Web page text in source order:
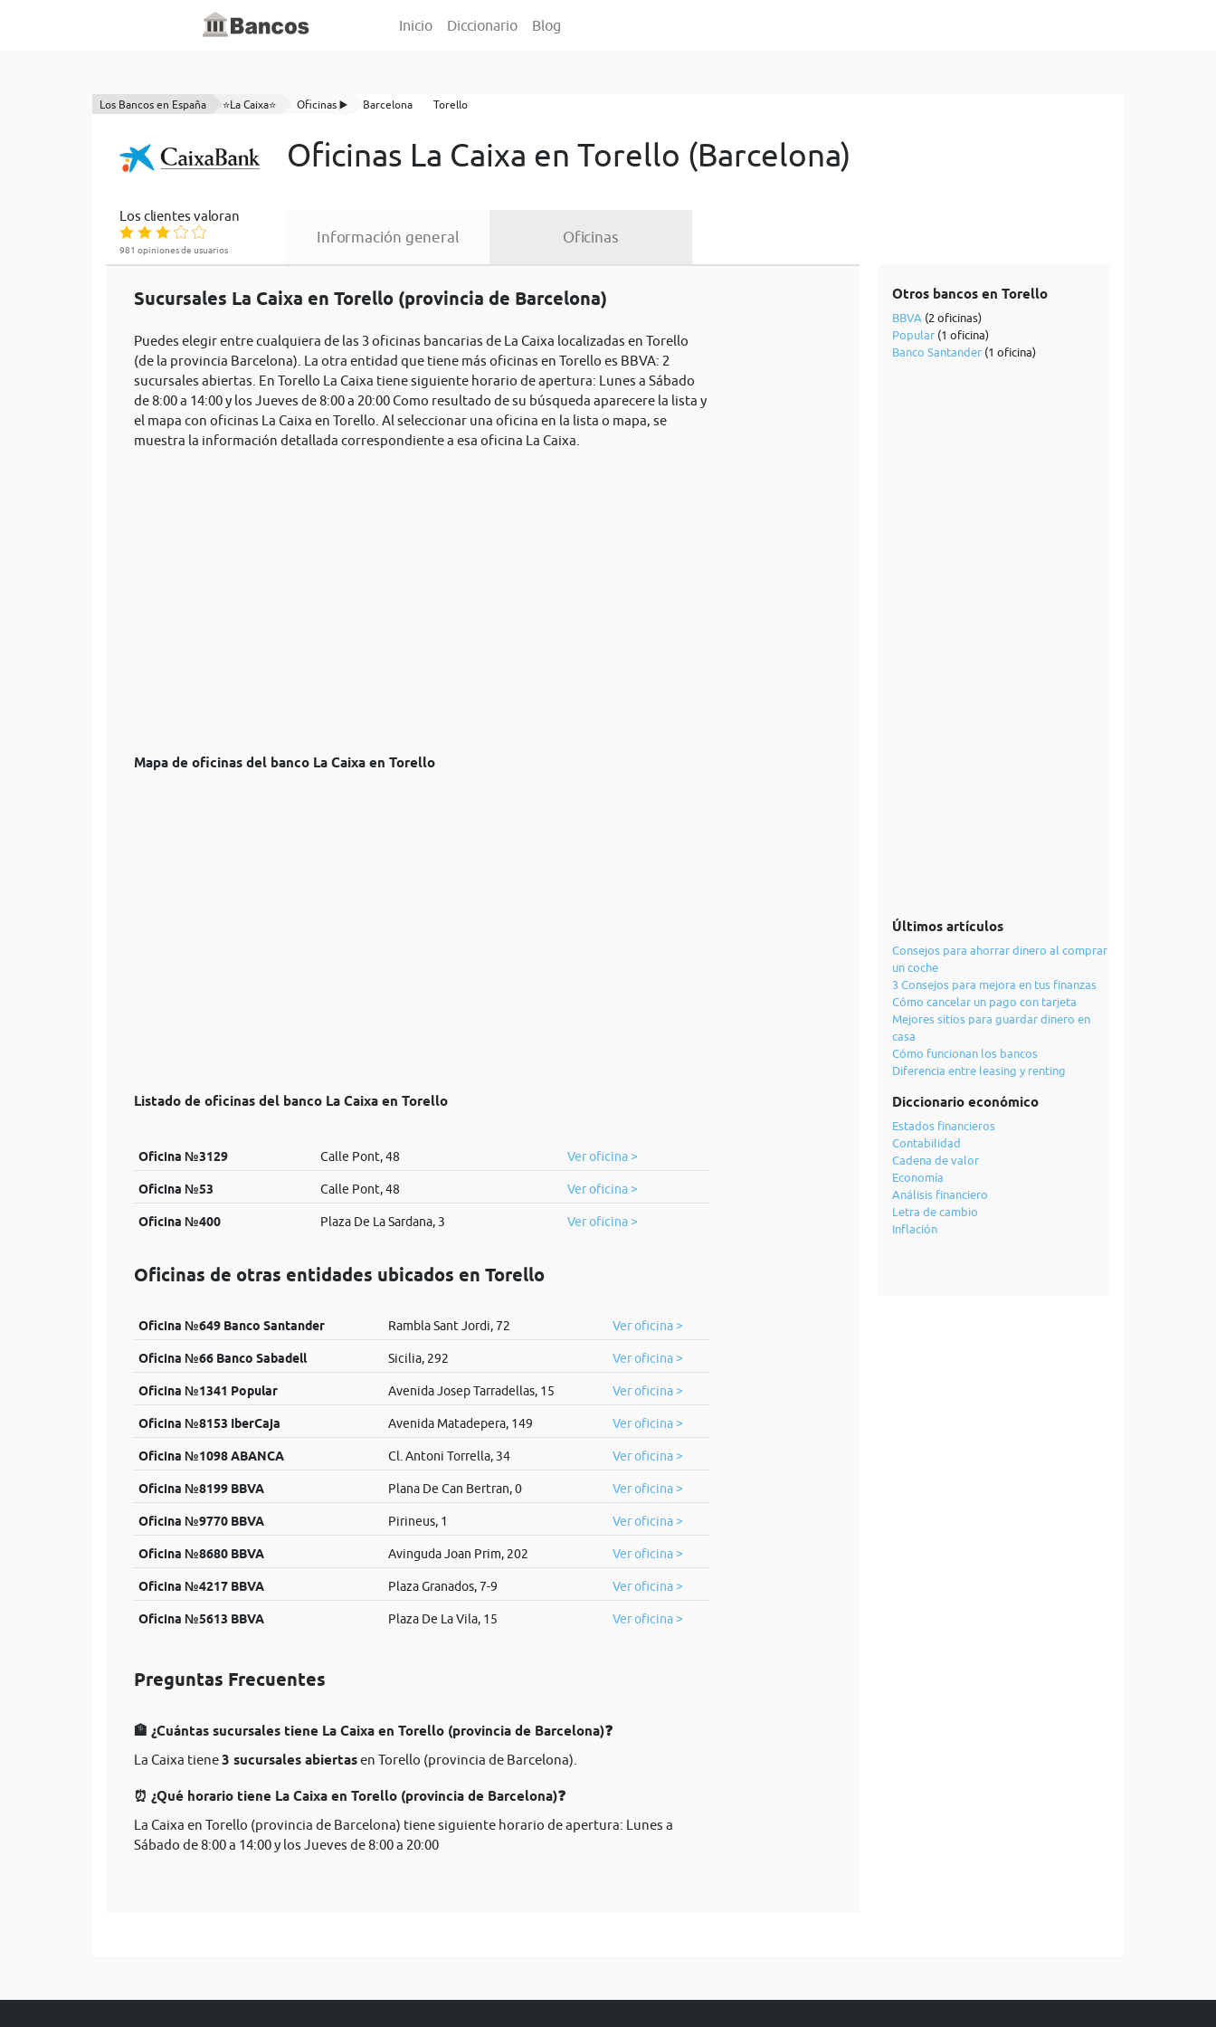
Inicio Diccionario Blog
Los Bancos en España ⭐La Caixa⭐ Oficinas ▶️ Barcelona Torello
Oficinas La Caixa en Torello (Barcelona)
Los clientes valoran
981 opiniones de usuarios
Información general Oficinas
Sucursales La Caixa en Torello (provincia de Barcelona)
Puedes elegir entre cualquiera de las 3 oficinas bancarias de La Caixa localizadas en Torello
(de la provincia Barcelona). La otra entidad que tiene más oficinas en Torello es BBVA: 2
sucursales abiertas. En Torello La Caixa tiene siguiente horario de apertura: Lunes a Sábado
de 8:00 a 14:00 y los Jueves de 8:00 a 20:00 Como resultado de su búsqueda aparecere la lista y
el mapa con oficinas La Caixa en Torello. Al seleccionar una oficina en la lista o mapa, se
muestra la información detallada correspondiente a esa oficina La Caixa.
Mapa de oficinas del banco La Caixa en Torello
Listado de oficinas del banco La Caixa en Torello
Oficina №3129 Calle Pont, 48 Ver oficina >
Oficina №53 Calle Pont, 48 Ver oficina >
Oficina №400 Plaza De La Sardana, 3 Ver oficina >
Oficinas de otras entidades ubicados en Torello
Oficina №649 Banco Santander Rambla Sant Jordi, 72 Ver oficina >
Oficina №66 Banco Sabadell Sicilia, 292 Ver oficina >
Oficina №1341 Popular Avenida Josep Tarradellas, 15 Ver oficina >
Oficina №8153 IberCaja Avenida Matadepera, 149 Ver oficina >
Oficina №1098 ABANCA Cl. Antoni Torrella, 34 Ver oficina >
Oficina №8199 BBVA Plana De Can Bertran, 0 Ver oficina >
Oficina №9770 BBVA Pirineus, 1 Ver oficina >
Oficina №8680 BBVA Avinguda Joan Prim, 202 Ver oficina >
Oficina №4217 BBVA Plaza Granados, 7-9 Ver oficina >
Oficina №5613 BBVA Plaza De La Vila, 15 Ver oficina >
Preguntas Frecuentes
🏦 ¿Cuántas sucursales tiene La Caixa en Torello (provincia de Barcelona)❓
La Caixa tiene3 sucursales abiertasen Torello (provincia de Barcelona).
⏰ ¿Qué horario tiene La Caixa en Torello (provincia de Barcelona)❓
La Caixa en Torello (provincia de Barcelona) tiene siguiente horario de apertura: Lunes a
Sábado de 8:00 a 14:00 y los Jueves de 8:00 a 20:00
Otros bancos en Torello
BBVA (2 oficinas)
Popular(1 oficina)
Banco Santander(1 oficina)
Últimos artículos
Consejos para ahorrar dinero al comprar
un coche
3 Consejos para mejora en tus finanzas
Cómo cancelar un pago con tarjeta
Mejores sitios para guardar dinero en
casa
Cómo funcionan los bancos
Diferencia entre leasing y renting
Diccionario económico
Estados financieros
Contabilidad
Cadena de valor
Economía
Análisis financiero
Letra de cambio
Inflación